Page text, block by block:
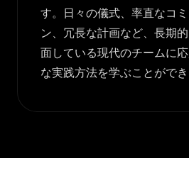
す。日々の儀式、率直なコ
ン、冗長な計画など、長期
面している現代のチームに
な実践方法を学ぶことができ